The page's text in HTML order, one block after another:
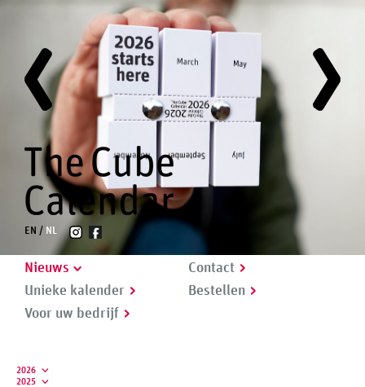
EN NL
Nieuws
Unieke kalender
Voor uw bedrijf
Contact
Bestellen
2026
2025